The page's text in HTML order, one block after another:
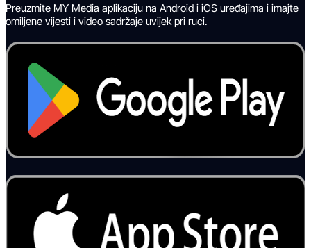
Preuzmite MY Media aplikaciju na Android i iOS uređajima i imajte
omiljene vijesti i video sadržaje uvijek pri ruci.